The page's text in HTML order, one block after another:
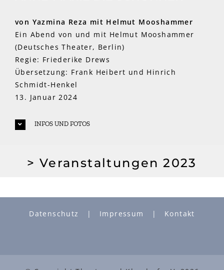
von Yazmina Reza mit Helmut Mooshammer
Ein Abend von und mit Helmut Mooshammer
(Deutsches Theater, Berlin)
Regie: Friederike Drews
Übersetzung: Frank Heibert und Hinrich
Schmidt-Henkel
13. Januar 2024
INFOS UND FOTOS
> Veranstaltungen 2023
Datenschutz Impressum Kontakt